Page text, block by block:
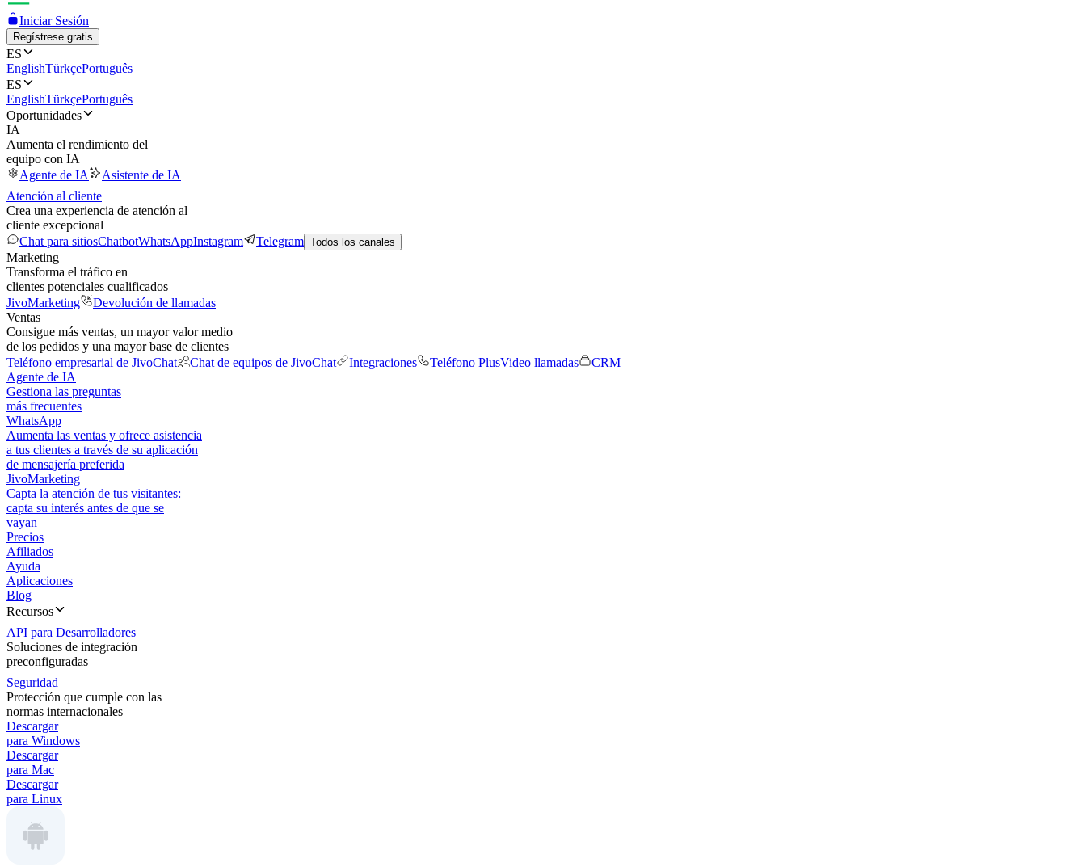
Iniciar Sesión
Regístrese gratis
ES
EnglishTürkçePortuguês
ES
EnglishTürkçePortuguês
Oportunidades
IA
Aumenta el rendimiento del
equipo con IA
Agente de IA
Asistente de IA
Atención al cliente
Crea una experiencia de atención al
cliente excepcional
Chat para sitiosChatbotWhatsAppInstagram Telegram Todos los canales
Marketing
Transforma el tráfico en
clientes potenciales cualificados
JivoMarketing
Devolución de llamadas
Ventas
Consigue más ventas, un mayor valor medio
de los pedidos y una mayor base de clientes
Teléfono empresarial de JivoChat
Chat de equipos de JivoChat Integraciones Teléfono PlusVideo llamadas
CRM
Agente de IA
Gestiona las preguntas
más frecuentes
WhatsApp
Aumenta las ventas y ofrece asistencia
a tus clientes a través de su aplicación
de mensajería preferida
JivoMarketing
Capta la atención de tus visitantes:
capta su interés antes de que se
vayan
Precios
Afiliados
Ayuda
Aplicaciones
Blog
Recursos
API para Desarrolladores
Soluciones de integración
preconfiguradas
Seguridad
Protección que cumple con las
normas internacionales
Descargar
para Windows
Descargar
para Mac
Descargar
para Linux